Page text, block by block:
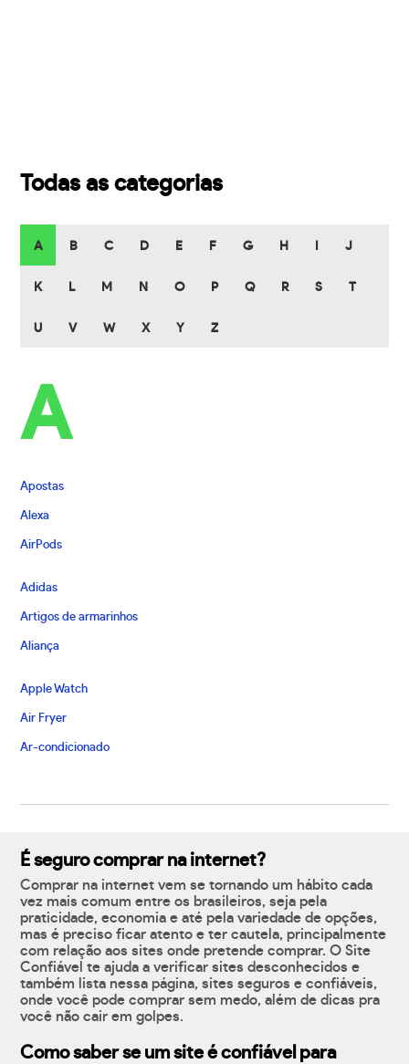
Todas as categorias
A B C D E F G H J
K L M N O P Q R S T
U V W X Y Z
A
Apostas
Alexa
AirPods
Adidas
Artigos de armarinhos
Aliança
Apple Watch
Air Fryer
Ar-condicionado
É seguro comprar na internet?
Comprar na internet vem se tornando um hábito cada
vez mais comum entre os brasileiros, seja pela
praticidade, economia e até pela variedade de opções,
mas é preciso ficar atento e ter cautela, principalmente
com relação aos sites onde pretende comprar. O Site
Confiável te ajuda a verificar sites desconhecidos e
também lista nessa página, sites seguros e confiáveis,
onde você pode comprar sem medo, além de dicas pra
você não cair em golpes.
Como saber se um site é confiável para